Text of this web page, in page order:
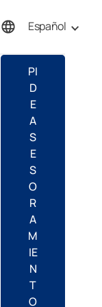
Español
PI
D
E
A
S
E
S
O
R
A
M
IE
N
T
O